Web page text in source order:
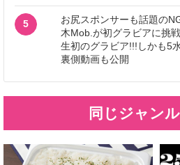
5
お尻スポンサーも話題の
木Mob.が初グラビアに挑
生初のグラビア!!!しかも5
裏側動画も公開
同じジャン